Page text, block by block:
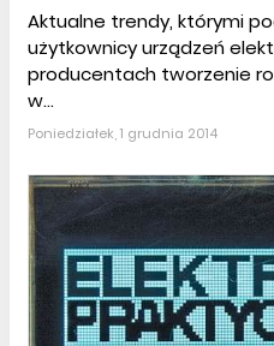
Aktualne trendy, którymi
użytkownicy urządzeń
producentach tworzenie
w...
Poniedziałek, 1 grudnia 2014